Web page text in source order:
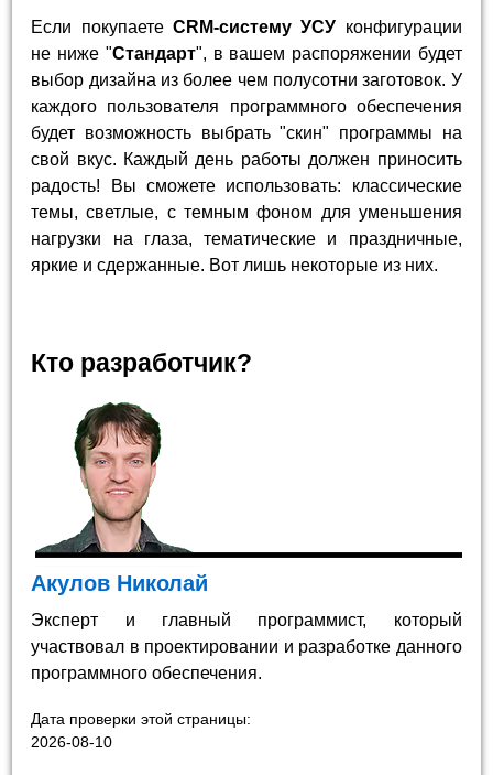
Если покупаете CRM-систему УСУ конфигурации
не ниже "Стандарт", в вашем распоряжении будет
выбор дизайна из более чем полусотни заготовок. У
каждого пользователя программного обеспечения
будет возможность выбрать "скин" программы на
свой вкус. Каждый день работы должен приносить
радость! Вы сможете использовать: классические
темы, светлые, с темным фоном для уменьшения
нагрузки на глаза, тематические и праздничные,
яркие и сдержанные. Вот лишь некоторые из них.
Кто разработчик?
Акулов Николай
Эксперт и главный программист, который
участвовал в проектировании и разработке данного
программного обеспечения.
Дата проверки этой страницы:
2026-08-10